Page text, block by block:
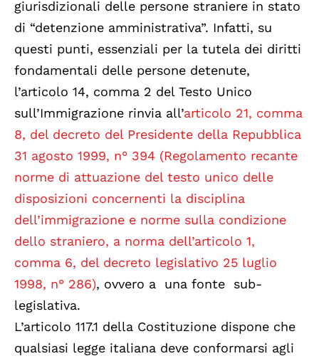
giurisdizionali delle persone straniere in stato
di “detenzione amministrativa”. Infatti, su
questi punti, essenziali per la tutela dei diritti
fondamentali delle persone detenute,
l’articolo 14, comma 2 del Testo Unico
sull’Immigrazione rinvia all’articolo 21, comma
8, del decreto del Presidente della Repubblica
31 agosto 1999, n° 394 (Regolamento recante
norme di attuazione del testo unico delle
disposizioni concernenti la disciplina
dell’immigrazione e norme sulla condizione
dello straniero, a norma dell’articolo 1,
comma 6, del decreto legislativo 25 luglio
1998, n° 286), ovvero a una fonte sub-
legislativa.
L’articolo 117.1 della Costituzione dispone che
qualsiasi legge italiana deve conformarsi agli